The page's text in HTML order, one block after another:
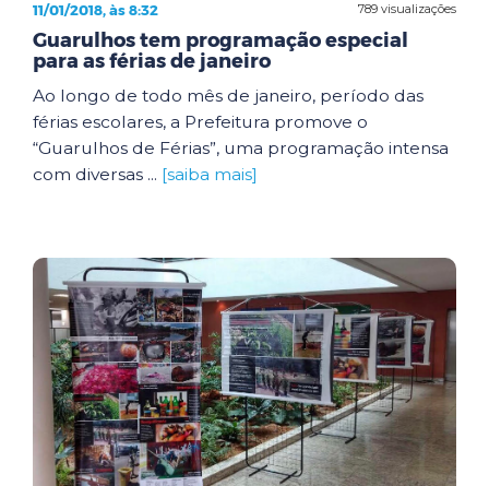
789 visualizações
11/01/2018, às 8:32
Guarulhos tem programação especial
para as férias de janeiro
Ao longo de todo mês de janeiro, período das
férias escolares, a Prefeitura promove o
“Guarulhos de Férias”, uma programação intensa
com diversas ... [saiba mais]